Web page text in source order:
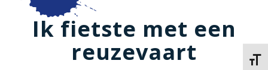
Ik fietste met een
reuzevaart